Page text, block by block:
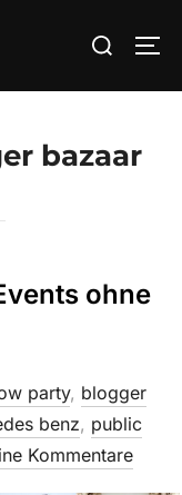
Suchen
bazaar
ohne
party, blogger
benz, public
Kommentare